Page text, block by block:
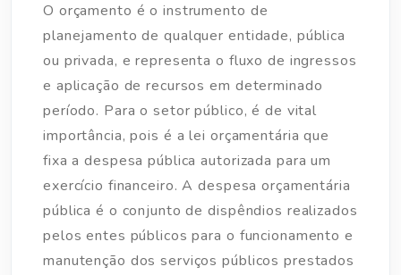
O orçamento é o instrumento de
planejamento de qualquer entidade, pública
ou privada, e representa o fluxo de ingressos
e aplicação de recursos em determinado
período. Para o setor público, é de vital
importância, pois é a lei orçamentária que
fixa a despesa pública autorizada para um
exercício financeiro. A despesa orçamentária
pública é o conjunto de dispêndios realizados
pelos entes públicos para o funcionamento e
manutenção dos serviços públicos prestados